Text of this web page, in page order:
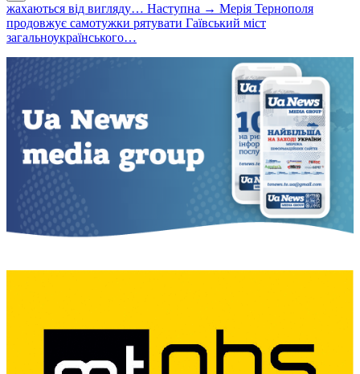
жахаються від вигляду… Наступна → Мерія Тернополя
продовжує самотужки рятувати Гаївський міст
загальноукраїнського…